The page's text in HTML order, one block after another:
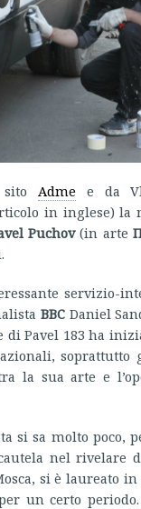
sito Adme e da
in inglese) la
Puchov(in arte
servizio-
BBCDaniel
Pavel 183 ha
soprattutto
la sua arte e
si sa molto poco,
nel rivelare
si è laureato
un certo